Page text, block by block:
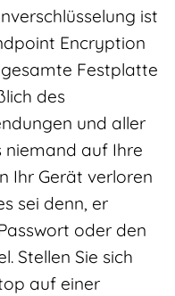
ist
Encryption
gesamte Festplatte
des
und aller
niemand auf Ihre
Ihr Gerät verloren
sei denn, er
oder den
Stellen Sie sich
auf einer